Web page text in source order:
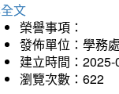
文
榮譽事項：
發佈單位：學務處
建立時間：2025-
瀏覽次數：622